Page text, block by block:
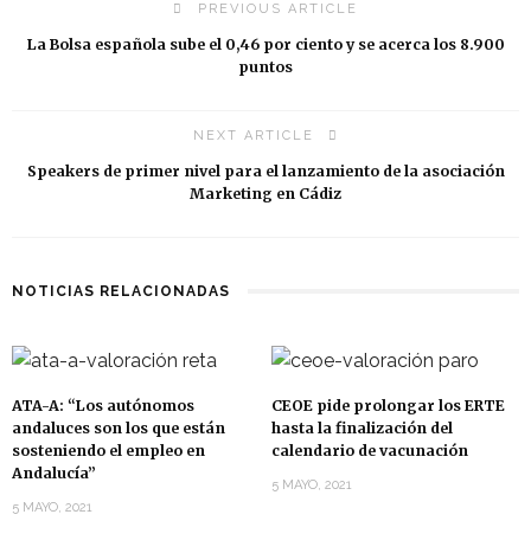
PREVIOUS ARTICLE
La Bolsa española sube el 0,46 por ciento y se acerca los 8.900
puntos
NEXT ARTICLE
Speakers de primer nivel para el lanzamiento de la asociación
Marketing en Cádiz
NOTICIAS RELACIONADAS
ATA-A: “Los autónomos
andaluces son los que están
sosteniendo el empleo en
Andalucía”
5 MAYO, 2021
CEOE pide prolongar los ERTE
hasta la finalización del
calendario de vacunación
5 MAYO, 2021